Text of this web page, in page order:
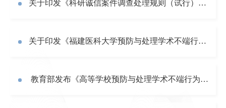
关于印发《科研诚信案件调查处理规则（试行）》的通知
关于印发《福建医科大学预防与处理学术不端行为暂行办法》的通知 闽医大〔2016〕351号
教育部发布《高等学校预防与处理学术不端行为办法》